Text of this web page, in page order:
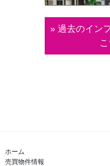
» 過去のイン
ホーム
売買物件情報